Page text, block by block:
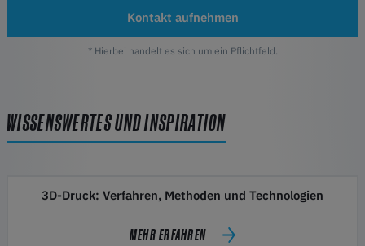
Kontakt aufnehmen
* Hierbei handelt es sich um ein Pflichtfeld.
WISSENSWERTES UND INSPIRATION
3D-Druck: Verfahren, Methoden und Technologien
MEHR ERFAHREN